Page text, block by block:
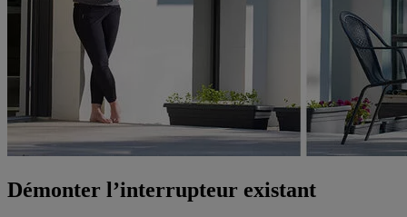
Démonter l’interrupteur existant